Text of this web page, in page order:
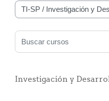
Categorías
Buscar cursos
Investigación y